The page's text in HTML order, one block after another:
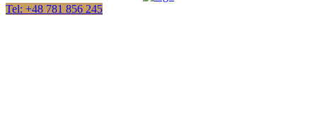
Tel: +48 781 856 245